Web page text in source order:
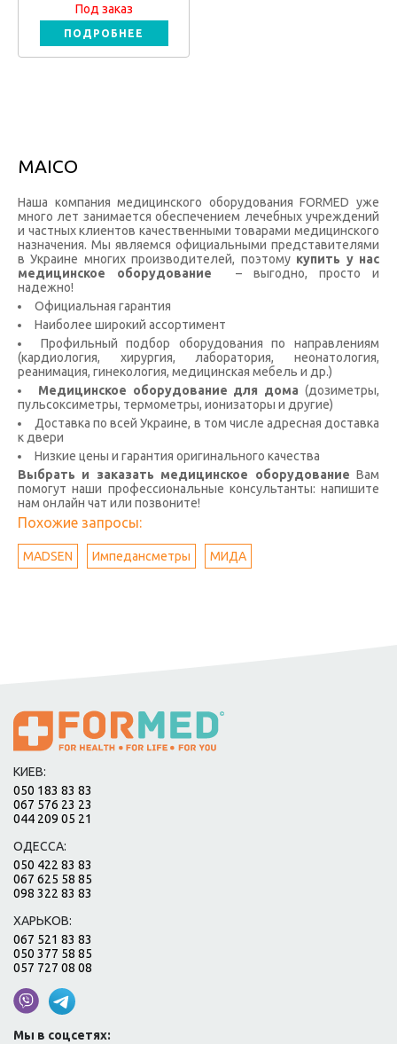
Под заказ
ПОДРОБНЕЕ
MAICO
Наша компания медицинского оборудования FORMED уже
много лет занимается обеспечением лечебных учреждений
и частных клиентов качественными товарами медицинского
назначения. Мы являемся официальными представителями
в Украине многих производителей, поэтому купить у нас
медицинское оборудование
– выгодно, просто и
надежно!
Официальная гарантия
Наиболее широкий ассортимент
Профильный подбор оборудования по направлениям
(кардиология, хирургия, лаборатория, неонатология,
реанимация, гинекология, медицинская мебель и др.)
Медицинское оборудование для дома (дозиметры,
пульсоксиметры, термометры, ионизаторы и другие)
Доставка по всей Украине, в том числе адресная доставка
к двери
Низкие цены и гарантия оригинального качества
Выбрать и заказать медицинское оборудование Вам
помогут наши профессиональные консультанты: напишите
нам онлайн чат или позвоните!
Похожие запросы:
MADSEN Импедансметры МИДА
КИЕВ:
050 183 83 83
067 576 23 23
044 209 05 21
ОДЕССА:
050 422 83 83
067 625 58 85
098 322 83 83
ХАРЬКОВ:
067 521 83 83
050 377 58 85
057 727 08 08
Мы в соцсетях: